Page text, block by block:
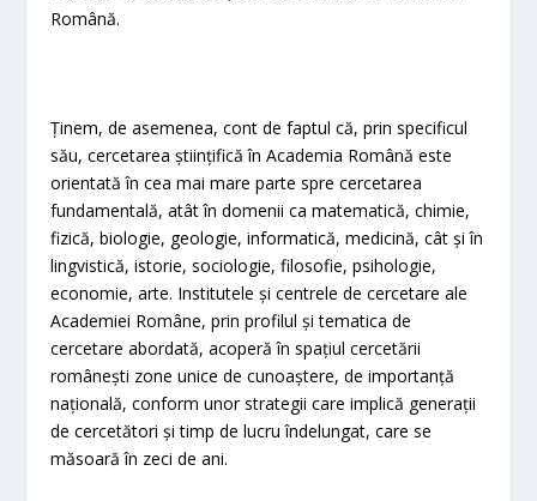
Română.
Ținem, de asemenea, cont de faptul că, prin specificul
său, cercetarea științifică în Academia Română este
orientată în cea mai mare parte spre cercetarea
fundamentală, atât în domenii ca matematică, chimie,
fizică, biologie, geologie, informatică, medicină, cât și în
lingvistică, istorie, sociologie, filosofie, psihologie,
economie, arte. Institutele și centrele de cercetare ale
Academiei Române, prin profilul și tematica de
cercetare abordată, acoperă în spațiul cercetării
românești zone unice de cunoaștere, de importanță
națională, conform unor strategii care implică generații
de cercetători și timp de lucru îndelungat, care se
măsoară în zeci de ani.